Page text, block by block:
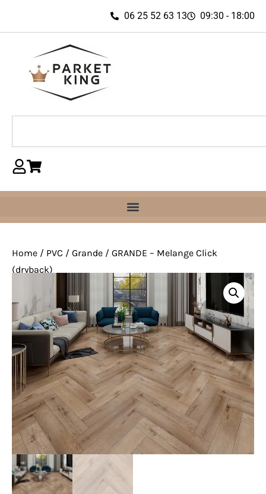
06 25 52 63 13 09:30 - 18:00
Home / PVC / Grande / GRANDE – Melange Click
(dryback)